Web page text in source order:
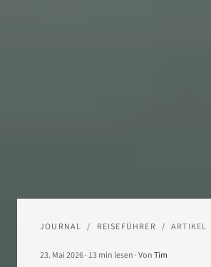
JOURNAL / REISEFÜHRER / ARTIKEL
23. Mai 2026· 13min lesen ·VonTim